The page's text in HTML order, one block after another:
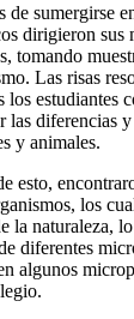
de sumergirse
dirigieron sus
tomando
Las risas
los estudiantes
las diferencias
y animales.
esto,
los
la naturaleza,
diferentes
algunos